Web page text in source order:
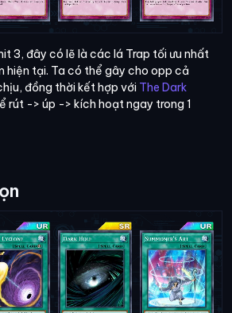
3, đây có lẽ là các lá Trap tối ưu nhất
hiện tại. Ta có thể gây cho opp cả
đồng thời kết hợp với The Dark
rút -> úp -> kích hoạt ngay trong 1